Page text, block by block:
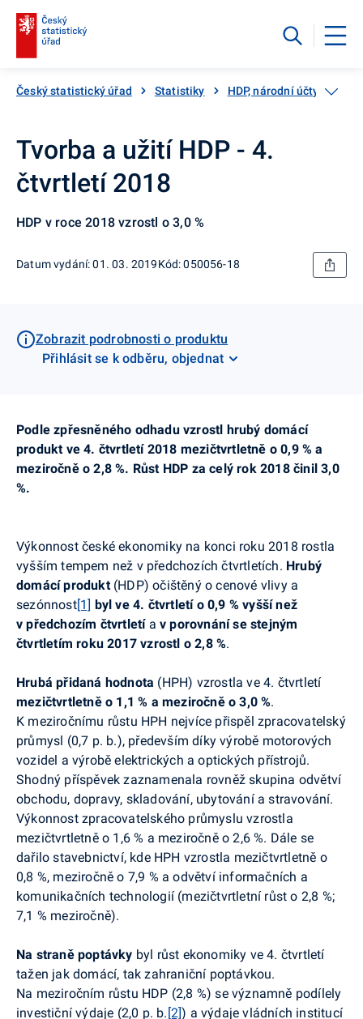
Český statistický úřad Statistiky HDP, národní účty
Tvorba a užití HDP - 4.
čtvrtletí 2018
HDP v roce 2018 vzrostl o 3,0 %
Datum vydání: 01. 03. 2019Kód: 050056-18
Zobrazit podrobnosti o produktu
Přihlásit se k odběru, objednat
Podle zpřesněného odhadu vzrostl hrubý domácí
produkt ve 4. čtvrtletí 2018 mezičtvrtletně o 0,9 % a
meziročně o 2,8 %. Růst HDP za celý rok 2018 činil 3,0
%.
Výkonnost české ekonomiky na konci roku 2018 rostla
vyšším tempem než v předchozích čtvrtletích. Hrubý
domácí produkt(HDP) očištěný o cenové vlivy a
sezónnost[1] byl ve 4. čtvrtletí o 0,9 % vyšší než
v předchozím čtvrtletíav porovnání se stejným
čtvrtletím roku 2017 vzrostl o 2,8 %.
Hrubá přidaná hodnota (HPH) vzrostla ve 4. čtvrtletí
mezičtvrtletněo 1,1 % a meziročně o 3,0 %.
K meziročnímu růstu HPH nejvíce přispěl zpracovatelský
průmysl (0,7 p. b.), především díky výrobě motorových
vozidel a výrobě elektrických a optických přístrojů.
Shodný příspěvek zaznamenala rovněž skupina odvětví
obchodu, dopravy, skladování, ubytování a stravování.
Výkonnost zpracovatelského průmyslu vzrostla
mezičtvrtletněo 1,6 % a meziročně o 2,6 %. Dále se
dařilo stavebnictví, kde HPH vzrostla mezičtvrtletně o
0,8 %, meziročně o 7,9 % a odvětví informačních a
komunikačních technologií (mezičtvrtletní růst o 2,8 %;
7,1 % meziročně).
Na straně poptávky byl růst ekonomiky ve 4. čtvrtletí
tažen jak domácí, tak zahraniční poptávkou.
Na meziročním růstu HDP (2,8 %) se významně podílely
investiční výdaje (2,0 p. b. [2]) a výdaje vládních institucí